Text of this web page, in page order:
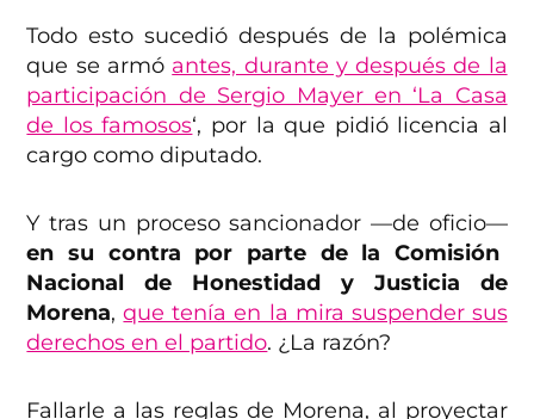
Todo esto sucedió después de la polémica
que se armó antes, durante y después de la
participación de Sergio Mayer en ‘La Casa
de los famosos‘, por la que pidió licencia al
cargo como diputado.
Y tras un proceso sancionador —de oficio—
en su contra por parte de la Comisión
Nacional de Honestidad y Justicia de
Morena,que tenía en la mira suspender sus
derechos en el partido. ¿La razón?
Fallarle a las reglas de Morena, al proyectar